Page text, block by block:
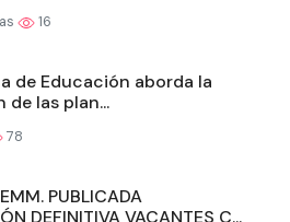
16
de Educación aborda la
las plan...
78
PUBLICADA
DEFINITIVA VACANTES C...